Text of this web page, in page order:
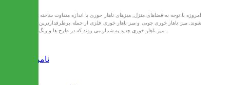
شوند. میز ناهار خوری چوبی و میز ناهار خوری فلزی از جمله پرطرفدارترین مدل
ناموجود